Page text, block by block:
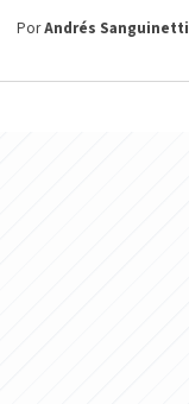
PorAndrés Sanguinetti